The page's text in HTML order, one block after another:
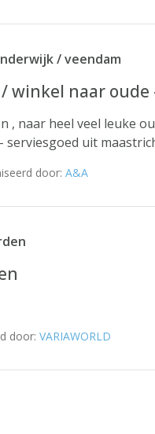
/ veendam
winkel naar
, naar heel veel leuke
uit
door: A&A
door: VARIAWORLD